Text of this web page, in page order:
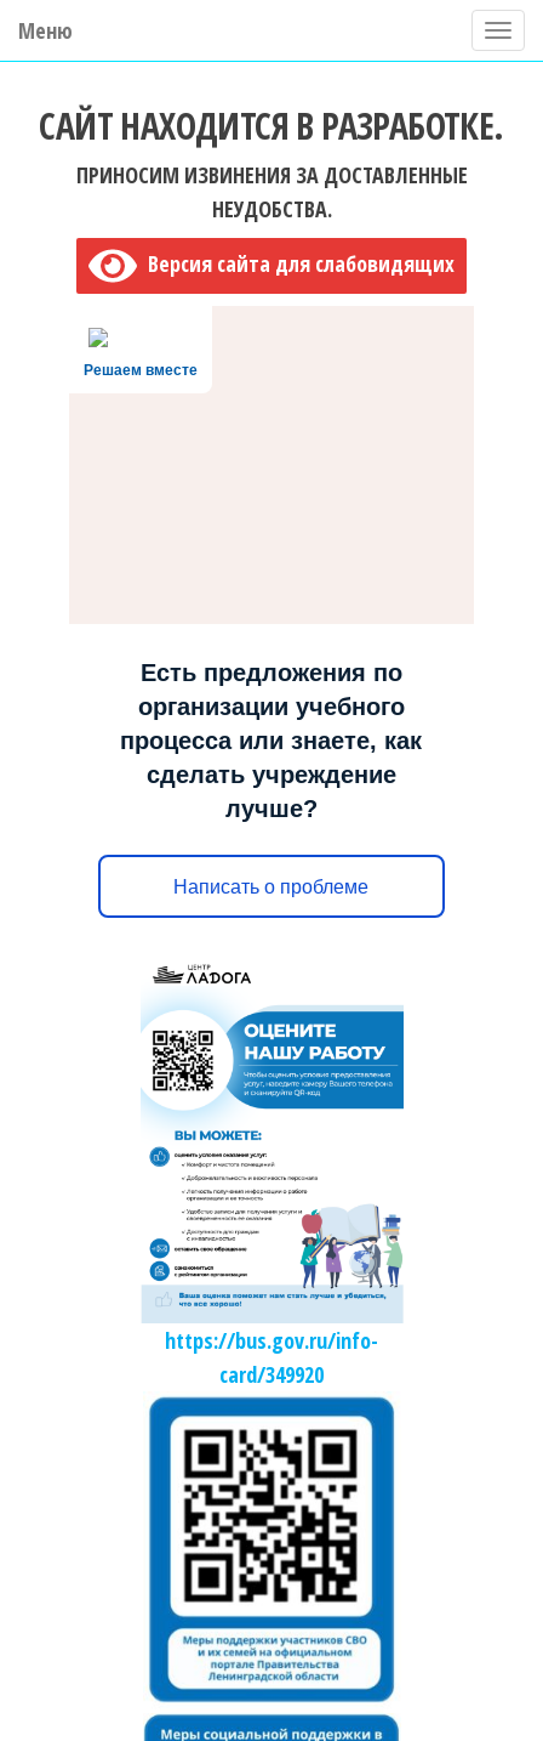
Меню
П
о
а
ГБУ ДО "Центр "Ладога"
САЙТ НАХОДИТСЯ В РАЗРАБОТКЕ.
ПРИНОСИМ ИЗВИНЕНИЯ ЗА ДОСТАВЛЕННЫЕ
НЕУДОБСТВА.
Версия сайта для слабовидящих
Решаем вместе
Есть предложения по
организации учебного
процесса или знаете, как
сделать учреждение
лучше?
Написать о проблеме
https://bus.gov.ru/info-
card/349920